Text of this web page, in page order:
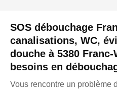
SOS débouchage
canalisations, WC,
douche à 5380
besoins en
Vous rencontre un problème